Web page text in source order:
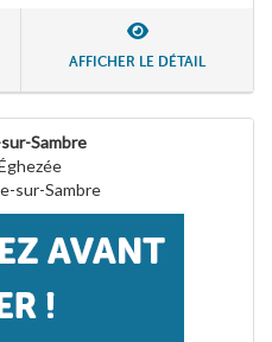
AFFICHER LE DÉTAIL
Sambre
sur-Sambre